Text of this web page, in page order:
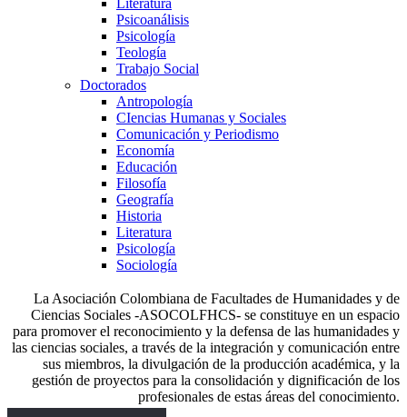
Literatura
Psicoanálisis
Psicología
Teología
Trabajo Social
Doctorados
Antropología
CIencias Humanas y Sociales
Comunicación y Periodismo
Economía
Educación
Filosofía
Geografía
Historia
Literatura
Psicología
Sociología
La Asociación Colombiana de Facultades de Humanidades y de
Ciencias Sociales -ASOCOLFHCS- se constituye en un espacio
para promover el reconocimiento y la defensa de las humanidades y
las ciencias sociales, a través de la integración y comunicación entre
sus miembros, la divulgación de la producción académica, y la
gestión de proyectos para la consolidación y dignificación de los
profesionales de estas áreas del conocimiento.